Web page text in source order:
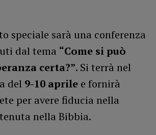
speciale sarà una conferenza
dal tema “Come si può
certa?”. Si terrà nel
del 9-10 aprile e fornirà
per avere fiducia nella
nella Bibbia.